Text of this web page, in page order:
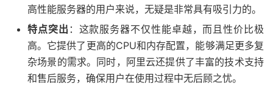
高性能服务器的用户来说，无疑是非常具有吸引力的。
特点突出 ：这款服务器不仅性能卓越，而且性价比极
高。它提供了更高的CPU和内存配置，能够满足更多复
杂场景的需求。同时，阿里云还提供了丰富的技术支持
和售后服务，确保用户在使用过程中无后顾之忧。